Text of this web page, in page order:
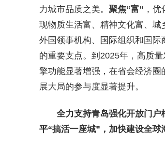
力城市品质之美。 聚焦“富” ，
现物质生活富、精神文化富、城
外国领事机构、国际组织和国际
的重要支点。到2025年，高质
擎功能显著增强，在省会经济
展大局的参与度显著提升。
全力支持青岛强化开放门
平“搞活一座城”，加快建设全球